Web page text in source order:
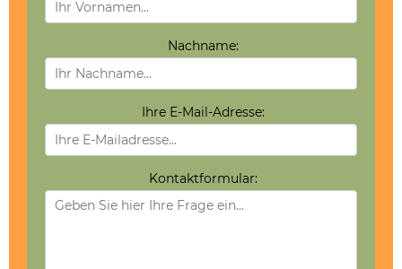
Nachname:
Ihre E-Mail-Adresse:
Kontaktformular: